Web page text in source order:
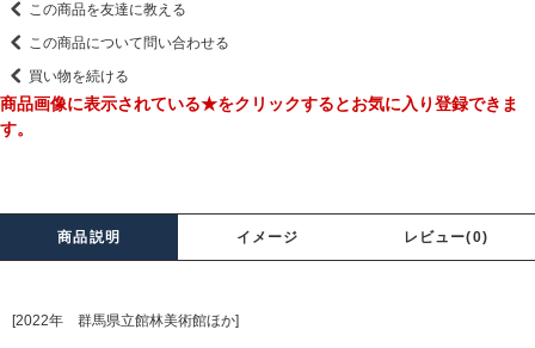
この商品を友達に教える
この商品について問い合わせる
買い物を続ける
商品画像に表示されている★をクリックするとお気に入り登録できま
す。
商品説明 イメージ レビュー(0)
[2022年 群馬県立館林美術館ほか]